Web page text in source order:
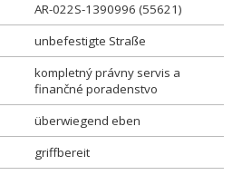
AR-022S-1390996 (55621)
unbefestigte Straße
kompletný právny servis a
finančné poradenstvo
überwiegend eben
griffbereit